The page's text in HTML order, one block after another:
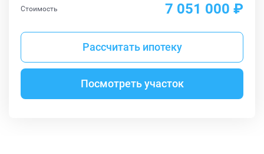
Стоимость 7 051 000 ₽
Посмотреть участок
Рассчитать ипотеку